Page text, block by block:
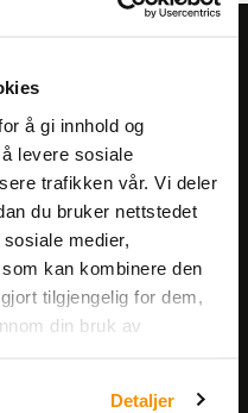
å gi innhold og
levere sosiale
trafikken vår. Vi deler
du bruker nettstedet
medier,
kan kombinere den
tilgjengelig for dem,
din bruk av
Detaljer